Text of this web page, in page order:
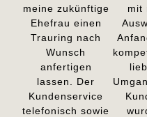
meine zukünftige
Ehefrau einen
Trauring nach
Wunsch
anfertigen
lassen. Der
Kundenservice
telefonisch sowie
mit